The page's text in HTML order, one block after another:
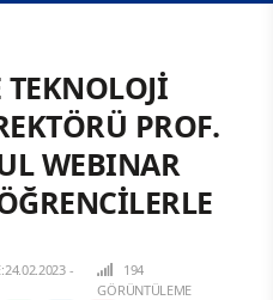
PROF.
WEBINAR
-
194
GÖRÜNTÜLEME